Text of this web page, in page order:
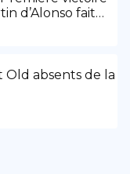
d’Alonso fait
Old absents de la